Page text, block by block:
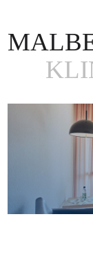
zum
Inhalt